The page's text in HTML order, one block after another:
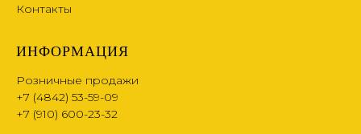
Контакты
ИНФОРМАЦИЯ
Розничные продажи
+7 (4842) 53-59-09
+7 (910) 600-23-32